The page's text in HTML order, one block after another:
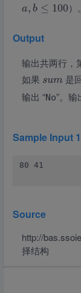
a, b ≤ 100）。
Output
输出共两行，
如果 sum 是
输出 “No”。输
Sample Input 1
80 41
Source
http://
择结构